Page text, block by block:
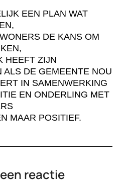
EEN PLAN WAT
DE KANS OM
HEEFT ZIJN
ALS DE GEMEENTE NOU
IN SAMENWERKING
EN ONDERLING MET
MAAR POSITIEF.
reactie